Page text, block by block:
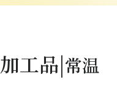
加工品|常温